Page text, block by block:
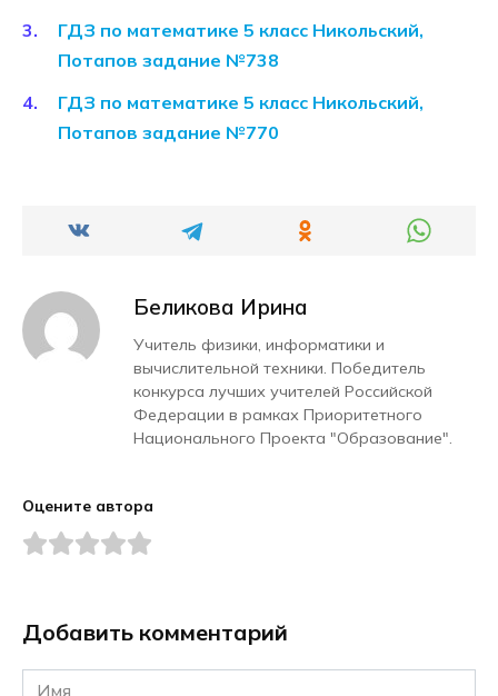
ГДЗ по математике 5 класс Никольский,
Потапов задание №738
ГДЗ по математике 5 класс Никольский,
Потапов задание №770
Беликова Ирина
Учитель физики, информатики и
вычислительной техники. Победитель
конкурса лучших учителей Российской
Федерации в рамках Приоритетного
Национального Проекта "Образование".
Оцените автора
Добавить комментарий
Имя